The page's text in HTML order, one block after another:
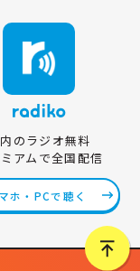
のラジオ無料
アムで全国配信
ホ・PCで聴く